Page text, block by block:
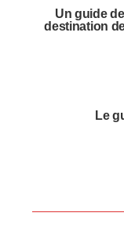
Un guide
destination
Le